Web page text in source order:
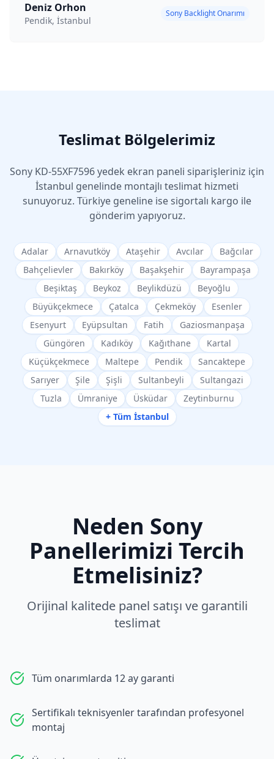
Deniz Orhon
Pendik, İstanbul
Sony Backlight Onarımı
Teslimat Bölgelerimiz
Sony KD-55XF7596yedek ekran paneli siparişleriniz için
İstanbul genelinde montajlı teslimat hizmeti
sunuyoruz. Türkiye geneline ise sigortalı kargo ile
gönderim yapıyoruz.
Adalar Arnavutköy Ataşehir Avcılar
Bağcılar
Bahçelievler
Bakırköy Başakşehir
Bayrampaşa
Beşiktaş
Beykoz Beylikdüzü
Beyoğlu
Büyükçekmece
Çatalca Çekmeköy
Esenler
Esenyurt
Eyüpsultan Fatih
Gaziosmanpaşa
Güngören
Kadıköy Kağıthane
Kartal
Küçükçekmece
Maltepe Pendik
Sancaktepe
Sarıyer
Şile Şişli Sultanbeyli
Sultangazi
Tuzla
Ümraniye Üsküdar
Zeytinburnu
+ Tüm İstanbul
Neden Sony
Panellerimizi Tercih
Etmelisiniz?
Orijinal kalitede panel satışı ve garantili
teslimat
Tüm onarımlarda 12 ay garanti
Sertifikalı teknisyenler tarafından profesyonel
montaj